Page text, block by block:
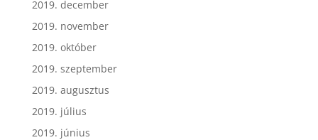
2019. december
2019. november
2019. október
2019. szeptember
2019. augusztus
2019. július
2019. június